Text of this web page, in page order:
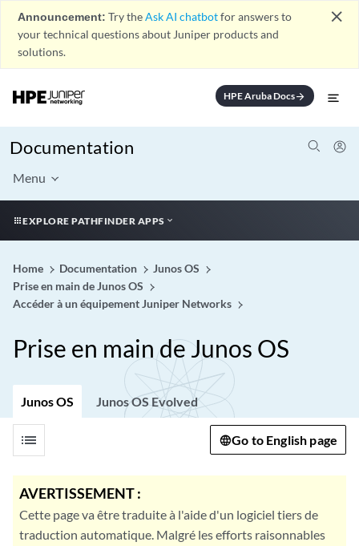
Announcement: Try theAsk AI chatbotfor answers to
your technical questions about Juniper products and
solutions.
close
HPE Aruba Docsarrow_forward
Documentation
Menu
EXPLORE PATHFINDER APPS
Home Documentation
Junos OS
Prise en main de Junos OS
Accéder à un équipement Juniper Networks
Prise en main de Junos OS
Junos OS Junos OS Evolved
list Go to English page
AVERTISSEMENT :
Cette page va être traduite à l'aide d'un logiciel tiers de
traduction automatique. Malgré les efforts raisonnables